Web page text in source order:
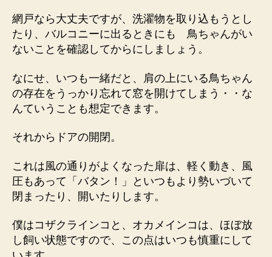
網戸なら大丈夫ですが、洗濯物を取り込もうとし
たり、バルコニーに出るときにも 鳥ちゃんがい
ないことを確認してからにしましょう。
なにせ、いつも一緒だと、肩の上にいる鳥ちゃん
の存在をうっかり忘れて窓を開けてしまう・・な
んていうことも想定できます。
それからドアの開閉。
これは風の通りがよくなった扉は、軽く動き、風
圧もあって「バタン！」といつもより勢いづいて
閉まったり、開いたりします。
僕はコザクラインコと、オカメインコは、ほぼ放
し飼い状態ですので、この点はいつも慎重にして